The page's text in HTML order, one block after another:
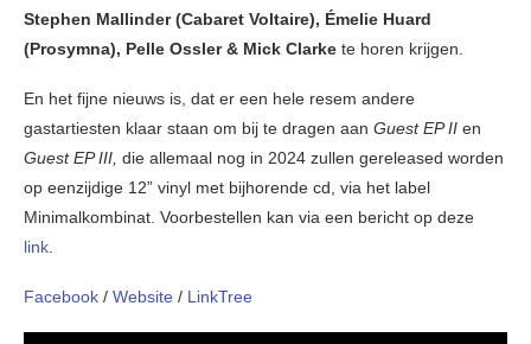
Stephen Mallinder (Cabaret Voltaire), Émelie Huard
(Prosymna), Pelle Ossler & Mick Clarke te horen krijgen.
En het fijne nieuws is, dat er een hele resem andere
gastartiesten klaar staan om bij te dragen aan Guest EP II en
Guest EP III, die allemaal nog in 2024 zullen gereleased worden
op eenzijdige 12” vinyl met bijhorende cd, via het label
Minimalkombinat. Voorbestellen kan via een bericht op deze
link.
Facebook / Website / LinkTree